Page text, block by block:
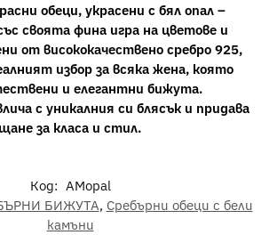
обеци, украсени с бял опал –
своята фина игра на цветове и
от висококачествено сребро 925,
избор за всяка жена, която
и елегантни бижута.
с уникалния си блясък и придава
за класа и стил.
Код: AMopal
БИЖУТА, Сребърни обеци с бели
камъни